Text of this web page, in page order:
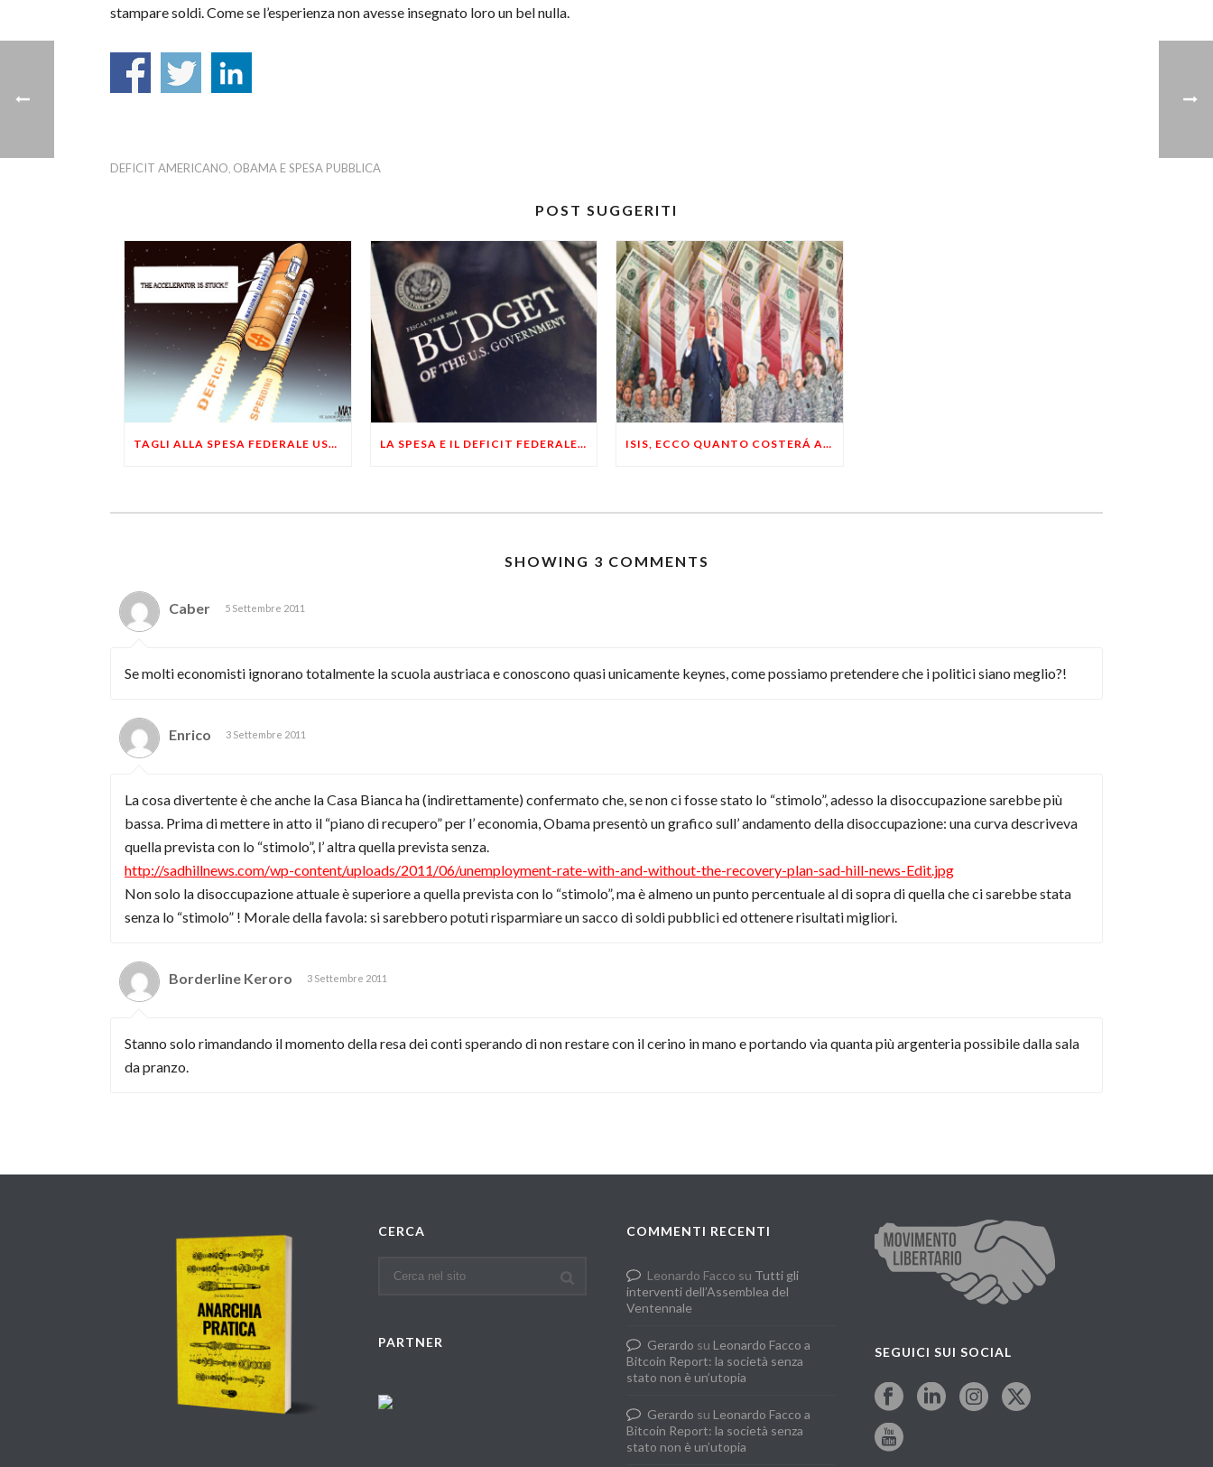
stampare soldi. Come se l’esperienza non avesse insegnato loro un bel nulla.
DEFICIT AMERICANO, OBAMA E SPESA PUBBLICA
POST SUGGERITI
TAGLI ALLA SPESA FEDERALE USA? CONGRESSO E AMERICANI VOGLIONO PIÙ DEFICIT SPENDING LA SPESA E IL DEFICIT FEDERALE RENDERANNO INSOSTENIBILI I FUTURI BILANCI USA ISIS, ECCO QUANTO COSTERÁ AL CONTRIBUENTE AMERICANO L’INTERVENTO USA
SHOWING 3 COMMENTS
Caber 5 Settembre 2011
Se molti economisti ignorano totalmente la scuola austriaca e conoscono quasi unicamente keynes, come possiamo pretendere che i politici siano meglio?!
Enrico 3 Settembre 2011
La cosa divertente è che anche la Casa Bianca ha (indirettamente) confermato che, se non ci fosse stato lo “stimolo”, adesso la disoccupazione sarebbe più
bassa. Prima di mettere in atto il “piano di recupero” per l’ economia, Obama presentò un grafico sull’ andamento della disoccupazione: una curva descriveva
quella prevista con lo “stimolo”, l’ altra quella prevista senza.
http://sadhillnews.com/wp-content/uploads/2011/06/unemployment-rate-with-and-without-the-recovery-plan-sad-hill-news-Edit.jpg
Non solo la disoccupazione attuale è superiore a quella prevista con lo “stimolo”, ma è almeno un punto percentuale al di sopra di quella che ci sarebbe stata
senza lo “stimolo” ! Morale della favola: si sarebbero potuti risparmiare un sacco di soldi pubblici ed ottenere risultati migliori.
Borderline Keroro 3 Settembre 2011
Stanno solo rimandando il momento della resa dei conti sperando di non restare con il cerino in mano e portando via quanta più argenteria possibile dalla sala
da pranzo.
CERCA
PARTNER
COMMENTI RECENTI
Leonardo Facco su Tutti gli
interventi dell’Assemblea del
Ventennale
Gerardo su Leonardo Facco a
Bitcoin Report: la società senza
stato non è un’utopia
Gerardo su Leonardo Facco a
Bitcoin Report: la società senza
stato non è un’utopia
SEGUICI SUI SOCIAL